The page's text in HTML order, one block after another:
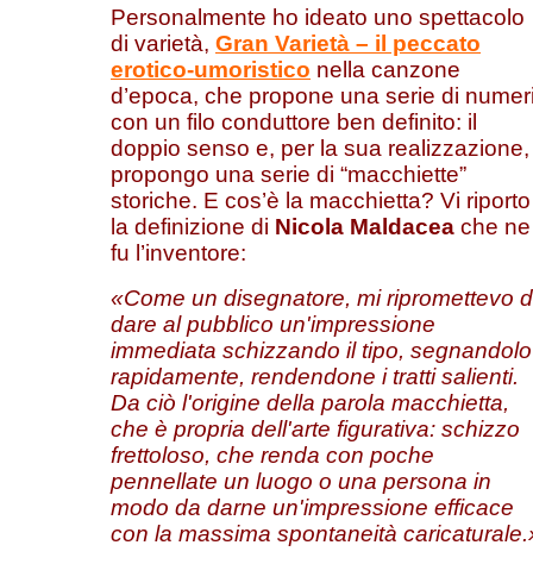
Personalmente ho ideato uno spettacolo
di varietà, Gran Varietà – il peccato
erotico-umoristico nella canzone
d’epoca, che propone una serie di
con un filo conduttore ben definito: il
doppio senso e, per la sua realizzazione,
propongo una serie di “macchiette”
storiche. E cos’è la macchietta? Vi riporto
la definizione di Nicola Maldacea che ne
fu l’inventore:
«Come un disegnatore, mi ripromettevo
dare al pubblico un'impressione
immediata schizzando il tipo, segnandolo
rapidamente, rendendone i tratti salienti.
Da ciò l'origine della parola macchietta,
che è propria dell'arte figurativa: schizzo
frettoloso, che renda con poche
pennellate un luogo o una persona in
modo da darne un'impressione efficace
con la massima spontaneità